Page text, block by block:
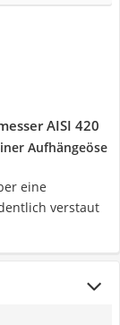
AISI 420
Aufhängeöse
eine
verstaut